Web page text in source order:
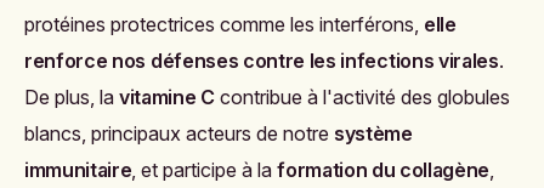
protéines protectrices comme les interférons, elle
renforce nos défenses contre les infections virales.
De plus, la vitamine Ccontribue à l'activité des globules
blancs, principaux acteurs de notre système
immunitaire , et participe à la formation du collagène